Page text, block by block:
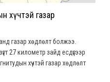
хүчтэй газар
газар хөдлөлт болжээ.
27 километр зайд есдүгээр
хүчтэй газар хөдлөлт